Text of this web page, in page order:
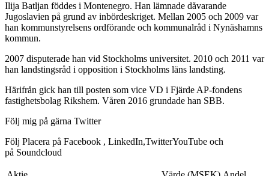
Ilija Batljan föddes i Montenegro. Han lämnade dåvarande
Jugoslavien på grund av inbördeskriget. Mellan 2005 och 2009 var
han kommunstyrelsens ordförande och kommunalråd i Nynäshamns
kommun.
2007 disputerade han vid Stockholms universitet. 2010 och 2011 var
han landstingsråd i opposition i Stockholms läns landsting.
Härifrån gick han till posten som vice VD i Fjärde AP-fondens
fastighetsbolag Rikshem. Våren 2016 grundade han SBB.
Följ mig på gärna Twitter
Följ Placera på Facebook , LinkedIn,TwitterYouTube och
på Soundcloud